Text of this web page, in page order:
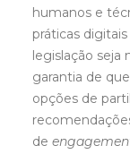
humanos e
práticas
legislação seja
garantia de
opções de
de